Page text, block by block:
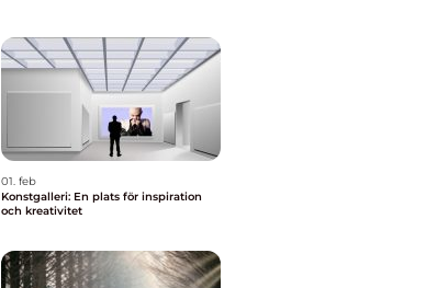
01. feb
Konstgalleri: En plats för inspiration
och kreativitet